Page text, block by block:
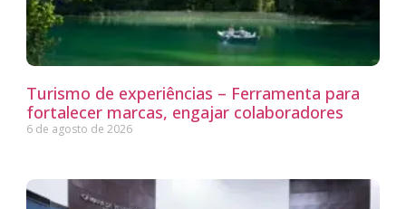
Turismo de experiências – Ferramenta para
fortalecer marcas, engajar colaboradores
6 de agosto de 2026